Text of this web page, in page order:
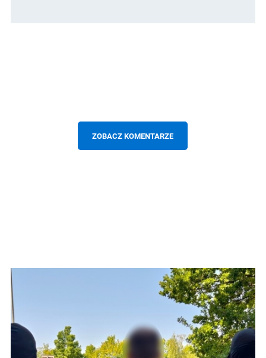
ZOBACZ KOMENTARZE